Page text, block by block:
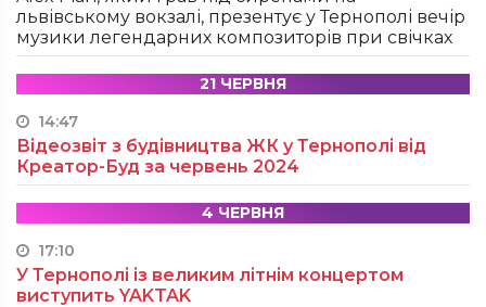
львівському вокзалі, презентує у Тернополі вечір
музики легендарних композиторів при свічках
21 ЧЕРВНЯ
14:47
Відеозвіт з будівництва ЖК у Тернополі від
Креатор-Буд за червень 2024
4 ЧЕРВНЯ
17:10
У Тернополі із великим літнім концертом
виступить YAKTAK